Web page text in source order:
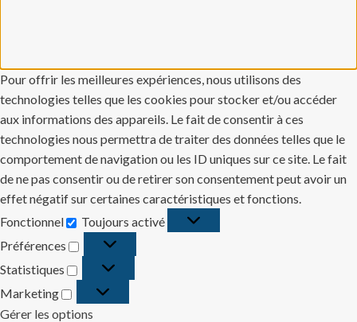
Pour offrir les meilleures expériences, nous utilisons des
technologies telles que les cookies pour stocker et/ou accéder
aux informations des appareils. Le fait de consentir à ces
technologies nous permettra de traiter des données telles que le
comportement de navigation ou les ID uniques sur ce site. Le fait
de ne pas consentir ou de retirer son consentement peut avoir un
effet négatif sur certaines caractéristiques et fonctions.
Fonctionnel
Fonctionnel
Toujours activé
Préférences
Préférences
Statistiques
Statistiques
Marketing
Marketing
Gérer les options